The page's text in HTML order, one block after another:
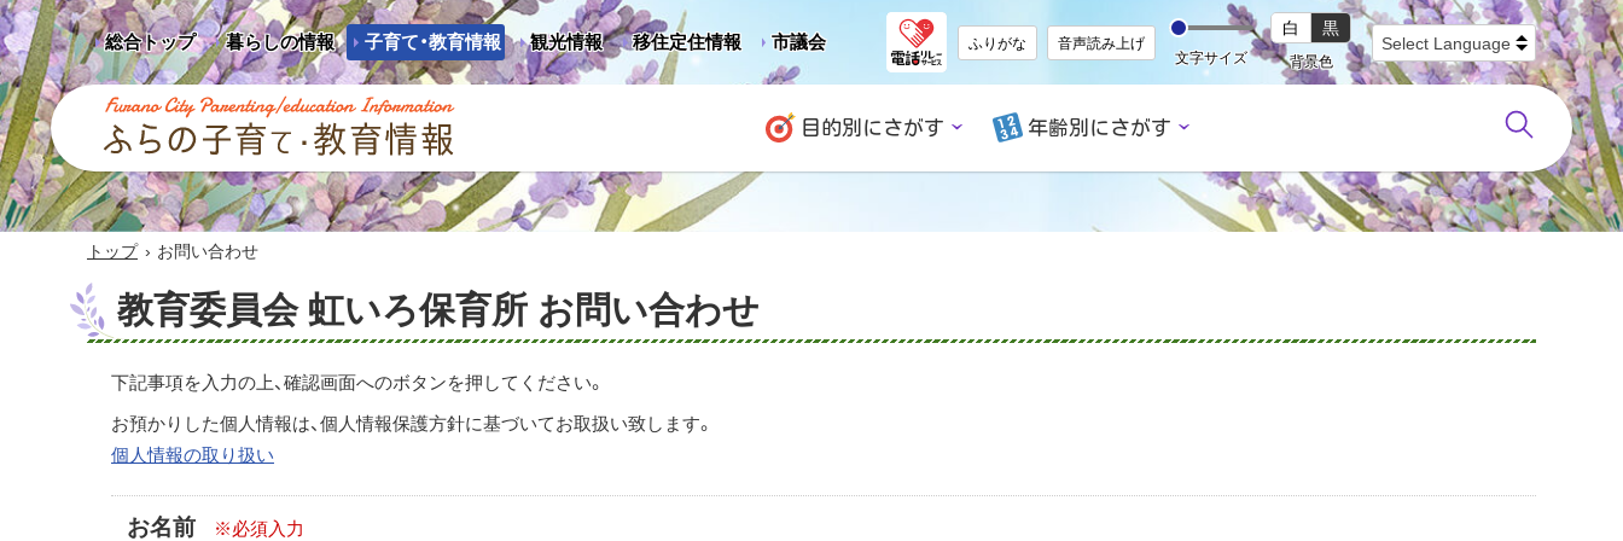
総合トップ 暮らしの情報 子育て・教育情報 観光情報 移住定住情報 市議会 ふりがな
音声読み上げ
文字サイズ
背景色
白 黒
ふらの子育て・教育情報 - Furano City
Parenting/Education Information
目的別にさがす 年齢別にさがす
トップ › お問い合わせ
教育委員会 虹いろ保育所 お問い合わせ
下記事項を入力の上、確認画面へのボタンを押してください。
お預かりした個人情報は、個人情報保護方針に基づいてお取扱い致します。
個人情報の取り扱い
お名前 ※必須入力